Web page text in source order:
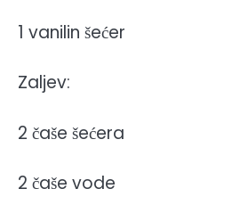
1 vanilin šećer
Zaljev:
2 čaše šećera
2 čaše vode